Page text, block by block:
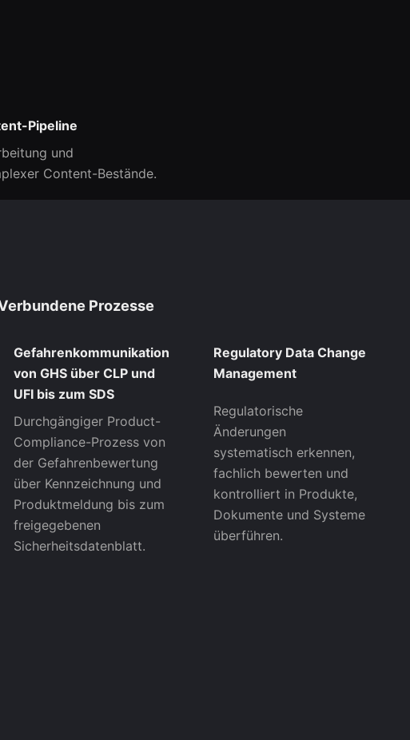
Pipeline
und
Content-Bestände.
Prozesse
Gefahrenkommunikation
von GHS über CLP und
UFI bis zum SDS
Durchgängiger Product-
Compliance-Prozess von
der Gefahrenbewertung
über Kennzeichnung und
Produktmeldung bis zum
freigegebenen
Sicherheitsdatenblatt.
Regulatory Data Change
Management
Regulatorische
Änderungen
systematisch erkennen,
fachlich bewerten und
kontrolliert in Produkte,
Dokumente und Systeme
überführen.